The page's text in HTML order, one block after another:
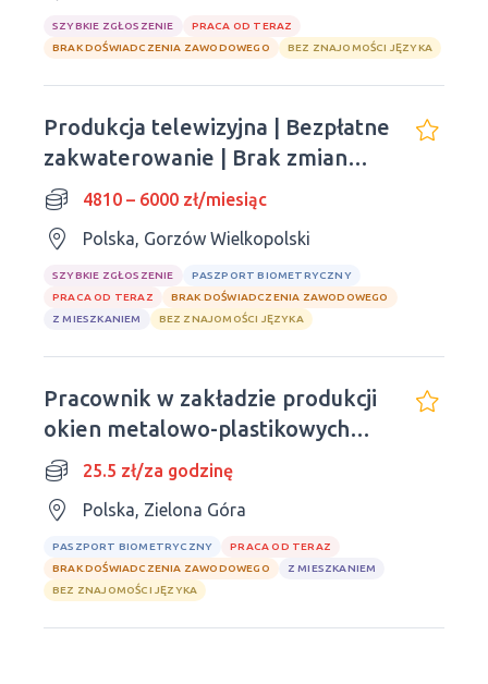
SZYBKIE ZGŁOSZENIE
PRACA OD TERAZ
BRAK DOŚWIADCZENIA ZAWODOWEGO
BEZ ZNAJOMOŚCI JĘZYKA
Produkcja telewizyjna | Bezpłatne
zakwaterowanie | Brak zmian
nocnych4810 – 6000 zł/miesiąc
Polska, Gorzów Wielkopolski
SZYBKIE ZGŁOSZENIE
PASZPORT BIOMETRYCZNY
PRACA OD TERAZ
BRAK DOŚWIADCZENIA ZAWODOWEGO
Z MIESZKANIEM
BEZ ZNAJOMOŚCI JĘZYKA
Pracownik w zakładzie produkcji
okien metalowo-plastikowych
ELWIZ25.5 zł/za godzinę
Polska, Zielona Góra
PASZPORT BIOMETRYCZNY
PRACA OD TERAZ
BRAK DOŚWIADCZENIA ZAWODOWEGO
Z MIESZKANIEM
BEZ ZNAJOMOŚCI JĘZYKA